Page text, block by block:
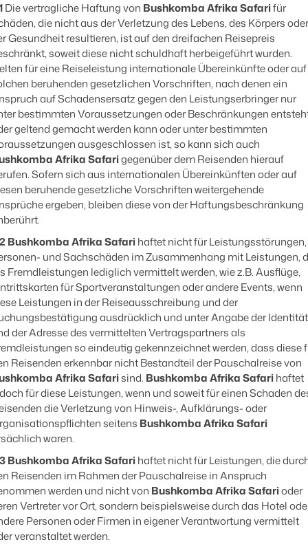
Die vertragliche Haftung von Bushkomba Afrika Safarifür
die nicht aus der Verletzung des Lebens, des Körpers oder
Gesundheit resultieren, ist auf den dreifachen Reisepreis
soweit diese nicht schuldhaft herbeigeführt wurden.
für eine Reiseleistung internationale Übereinkünfte oder auf
beruhenden gesetzlichen Vorschriften, nach denen ein
auf Schadensersatz gegen den Leistungserbringer nur
bestimmten Voraussetzungen oder Beschränkungen
geltend gemacht werden kann oder unter bestimmten
ausgeschlossen ist, so kann sich auch
Afrika Safarigegenüber dem Reisenden hierauf
Sofern sich aus internationalen Übereinkünften oder auf
beruhende gesetzliche Vorschriften weitergehende
ergeben, bleiben diese von der Haftungsbeschränkung
Bushkomba Afrika Safarihaftet nicht für Leistungsstörungen,
und Sachschäden im Zusammenhang mit Leistungen,
Fremdleistungen lediglich vermittelt werden, wie z.B. Ausflüge,
für Sportveranstaltungen oder andere Events, wenn
Leistungen in der Reiseausschreibung und der
ausdrücklich und unter Angabe der Identität
der Adresse des vermittelten Vertragspartners als
so eindeutig gekennzeichnet werden, dass diese
Reisenden erkennbar nicht Bestandteil der Pauschalreise von
Afrika Safarisind. Bushkomba Afrika Safarihaftet
für diese Leistungen, wenn und soweit für einen Schaden
die Verletzung von Hinweis-, Aufklärungs- oder
seitens Bushkomba Afrika Safari
waren.
Bushkomba Afrika Safarihaftet nicht für Leistungen, die
Reisenden im Rahmen der Pauschalreise in Anspruch
werden und nicht von Bushkomba Afrika Safarioder
Vertreter vor Ort, sondern beispielsweise durch das Hotel
Personen oder Firmen in eigener Verantwortung vermittelt
veranstaltet werden.